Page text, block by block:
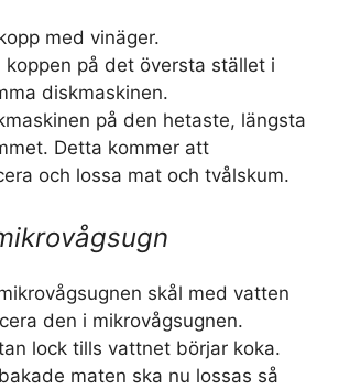
med vinäger.
koppen på det översta stället i
diskmaskinen.
på den hetaste, längsta
Detta kommer att
och lossa mat och tvålskum.
skål med vatten
den i mikrovågsugnen.
lock tills vattnet börjar koka.
maten ska nu lossas så